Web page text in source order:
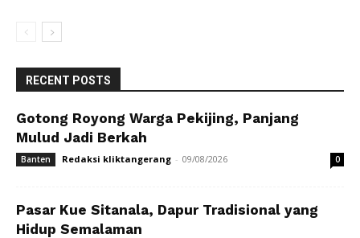
RECENT POSTS
Gotong Royong Warga Pekijing, Panjang
Mulud Jadi Berkah
Banten Redaksi kliktangerang - 09/08/2026 0
Pasar Kue Sitanala, Dapur Tradisional yang
Hidup Semalaman